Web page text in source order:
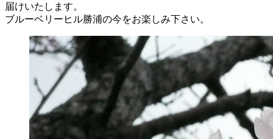
届けいたします。
ブルーベリーヒル勝浦の今をお楽しみ下さい。